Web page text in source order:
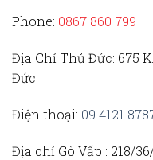
Phone: 0867 860 799
Địa Chỉ Thủ Đức: 675
Đức.
Điện thoại: 09 4121
Địa chỉ Gò Vấp : 218/